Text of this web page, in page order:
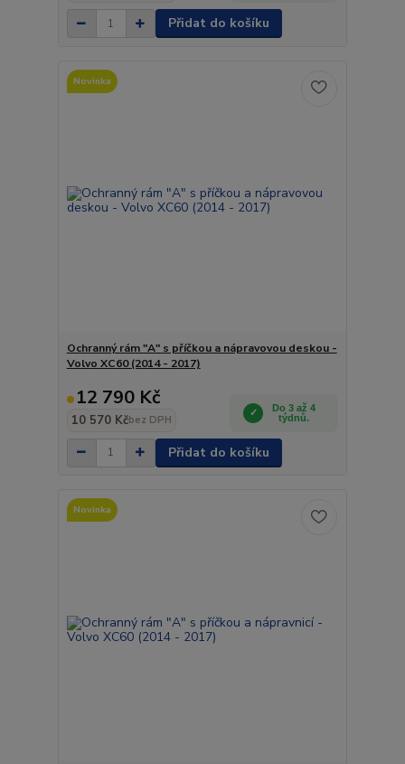
Přidat do košíku
Novinka
Ochranný rám "A" s příčkou a nápravovou deskou -
Volvo XC60 (2014 - 2017)
12 790 Kč
10 570 Kčbez DPH
Do 3 až 4
týdnů.
Přidat do košíku
Novinka